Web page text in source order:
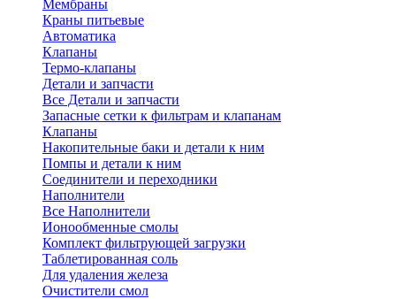
Мембраны
Краны питьевые
Автоматика
Клапаны
Термо-клапаны
Детали и запчасти
Все Детали и запчасти
Запасные сетки к фильтрам и клапанам
Клапаны
Накопительные баки и детали к ним
Помпы и детали к ним
Соединители и переходники
Наполнители
Все Наполнители
Ионообменные смолы
Комплект фильтрующей загрузки
Таблетированная соль
Для удаления железа
Очистители смол